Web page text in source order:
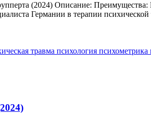
(2024) Описание:
Германии в терапии
травма психология психометрика